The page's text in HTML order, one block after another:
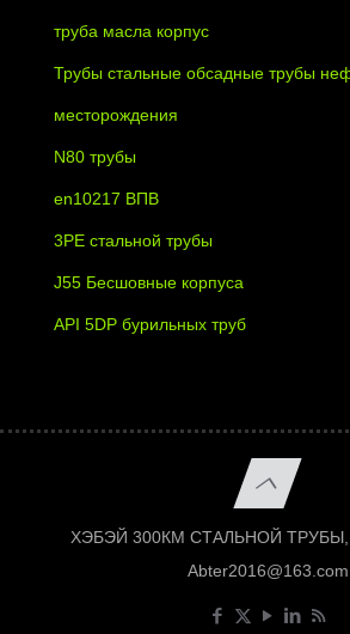
труба масла корпус
Трубы стальные обсадные трубы
месторождения
N80 трубы
en10217 ВПВ
3PE стальной трубы
J55 Бесшовные корпуса
API 5DP бурильных труб
ХЭБЭЙ 300КМ СТАЛЬНОЙ ТРУБЫ,
Abter2016@163.com